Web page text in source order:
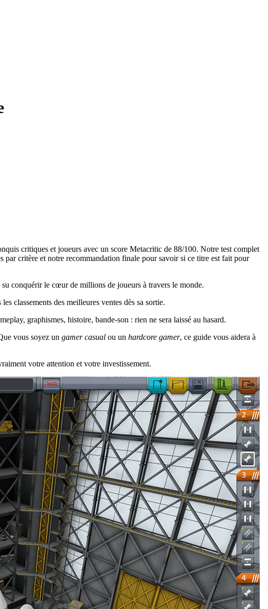
critiques et joueurs avec un score Metacritic de 88/100. Notre test complet
critère et notre recommandation finale pour savoir si ce titre est fait pour
su conquérir le cœur de millions de joueurs à travers le monde.
classements des meilleures ventes dès sa sortie.
graphismes, histoire, bande-son : rien ne sera laissé au hasard.
vous soyez un gamer casual ou un hardcore gamer, ce guide vous aidera à
votre attention et votre investissement.